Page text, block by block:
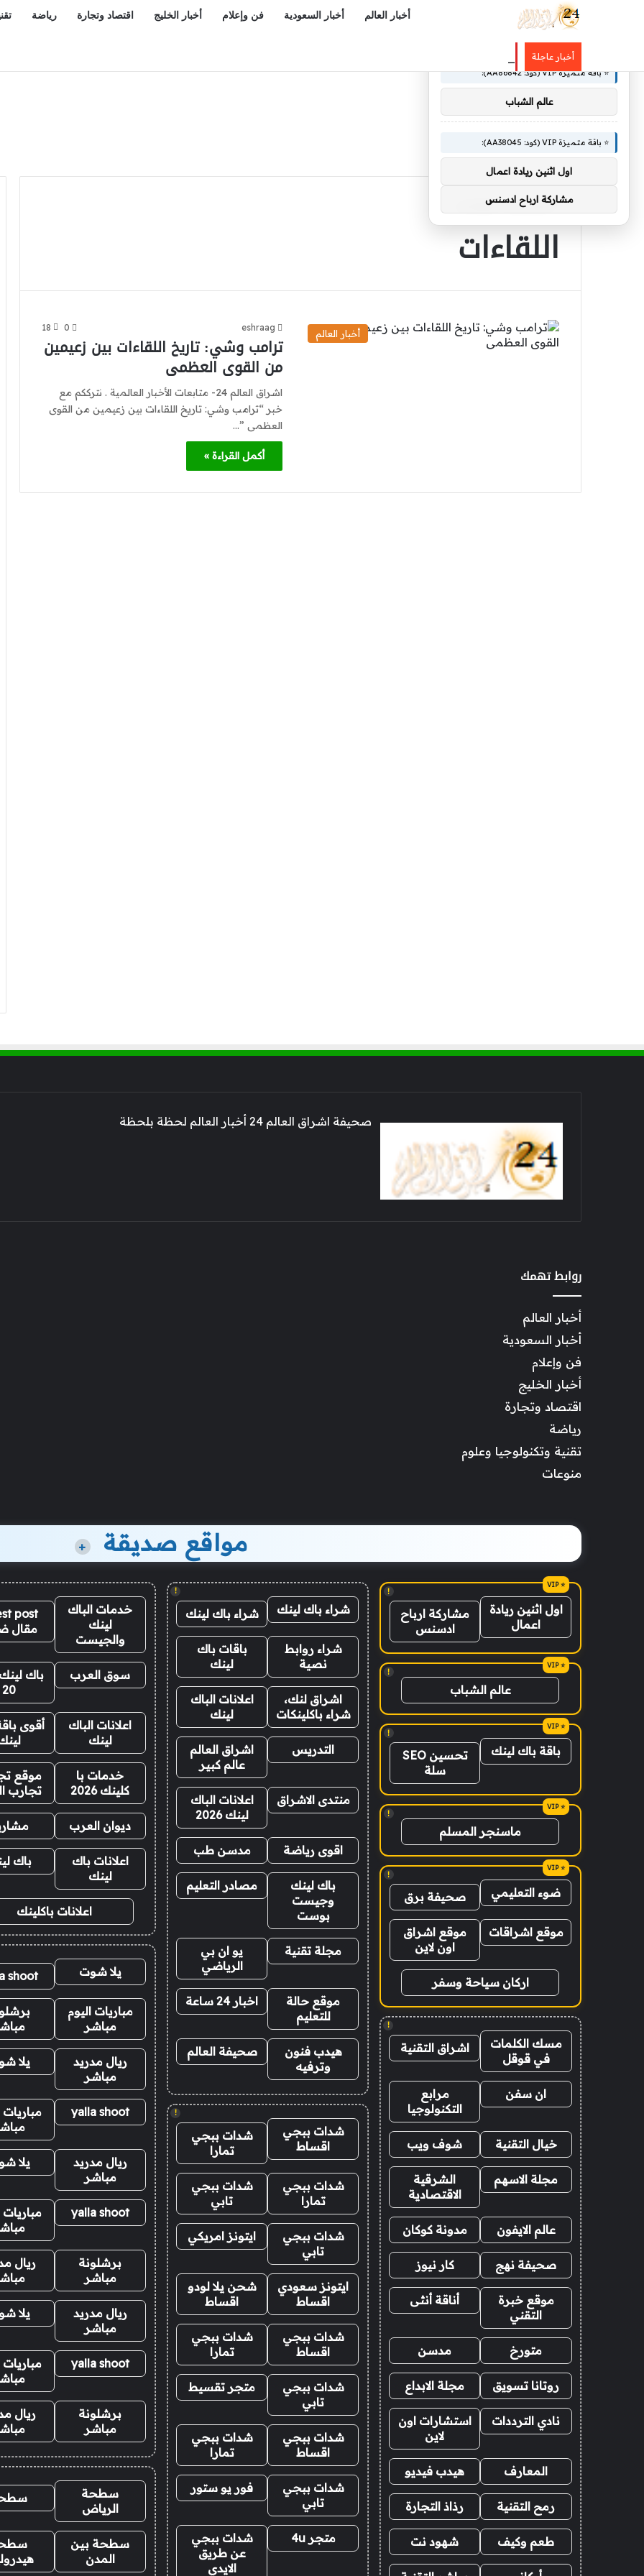
أخبار العالم أخبار السعودية فن وإعلام أخبار الخليج اقتصاد وتجارة رياضة
أخبار عاجلة
الرئيسية/اللقاءات
اللقاءات
أخبار العالم
eshraag
0
18
ترامب وشي: تاريخ اللقاءات بين زعيمين
من القوى العظمى
اشراق العالم 24- متابعات الأخبار العالمية . نترككم مع
خبر “ترامب وشي: تاريخ اللقاءات بين زعيمين من القوى
العظمى ”…
أكمل القراءة »
صحيفة اشراق العالم 24 أخبار العالم لحظة بلحظة
روابط تهمك
أخبار العالم
أخبار السعودية
فن وإعلام
أخبار الخليج
اقتصاد وتجارة
رياضة
تقنية وتكنولوجيا وعلوم
منوعات
مواقع صديقة +
!
اول اثنين ريادة
اعمال
مشاركة ارباح
ادسنس
!
عالم الشباب
!
باقة باك لينك
تحسين SEO
سلة
!
ماسنجر المسلم
!
ضوء التعليمي صحيفة برق
موقع اشراقات
موقع اشراق
اون لاين
اركان سياحة وسفر
!
مسك الكلمات
في قوقل
اشراق التقنية
ان سفن
مرابع
التكنولوجيا
خيال التقنية شوف ويب
مجلة الاسهم
الشرقية
الاقتصادية
عالم الايفون مدونة كوكان
صحيفة نهج كار نيوز
موقع خبرة
التقني
أناقة أنثى
متورخ مدسن
روتانا تسويق مجلة الابداع
نادي الترددات
استشارات اون
لاين
المعارف هيدب فيديو
رمح التقنية رذاذ التجارة
طعم وكيف شهود نت
!
شراء باك لينك شراء باك لينك
شراء روابط
نصية
باقات باك
لينك
اشراق لنك،
شراء باكلينكات
اعلانات الباك
لينك
التدريس
اشراق العالم
عالم كبير
منتدى الاشراق
اعلانات الباك
لينك 2026
اقوى رياضة مدسن طب
باك لينك
وجيست
بوست
مصادر التعليم
مجلة تقنية
يو ان بي
الرياضي
موقع حالة
للتعليم
اخبار 24 ساعة
هيدب فنون
وترفيه
صحيفة العالم
!
شدات ببجي
اقساط
شدات ببجي
تمارا
شدات ببجي
تمارا
شدات ببجي
تابي
شدات ببجي
تابي
ايتونز امريكي
ايتونز سعودي
اقساط
شحن يلا لودو
اقساط
شدات ببجي
اقساط
شدات ببجي
تمارا
شدات ببجي
تابي
متجر تقسيط
شدات ببجي
اقساط
شدات ببجي
تمارا
شدات ببجي
تابي
فور يو ستور
متجر 4u
شدات ببجي
عن طريق
الايدي
خدمات الباك
لينك
والجيست
post
مقال
سوق العرب
باك
20
اعلانات الباك
لينك
أقوى
خدمات با
كلينك 2026
موقع
تجارب
ديوان العرب
اعلانات باك
لينك
باك
اعلانات باكلينك
يلا شوت shoot
مباريات اليوم
مباشر
ريال مدريد
مباشر
يلا
yalla shoot
مباريات
ريال مدريد
مباشر
يلا
yalla shoot
مباريات
برشلونة
مباشر
ريال
ريال مدريد
مباشر
يلا
yalla shoot
مباريات
برشلونة
مباشر
ريال
سطحة
الرياض
سطحة بين
المدن
⭐ باقة متميزة VIP (كود: AA86842):
عالم الشباب
⭐ باقة متميزة VIP (كود: AA38045):
اول اثنين ريادة اعمال
مشاركة ارباح ادسنس